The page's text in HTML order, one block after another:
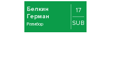
Белкин
Герман
Ратибор
17
SUB